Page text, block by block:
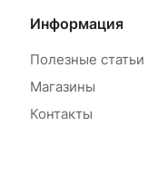
Информация
Полезные статьи
Магазины
Контакты